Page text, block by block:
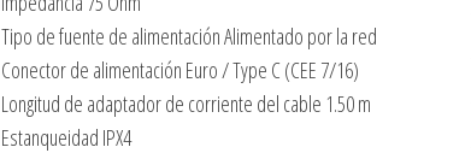
Tipo de fuente de alimentación Alimentado por la red
Conector de alimentación Euro / Type C (CEE 7/16)
Longitud de adaptador de corriente del cable 1.50 m
Estanqueidad IPX4